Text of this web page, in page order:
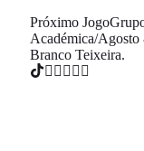
Próximo Jogo
Académica/Agosto
Branco Teixeira.